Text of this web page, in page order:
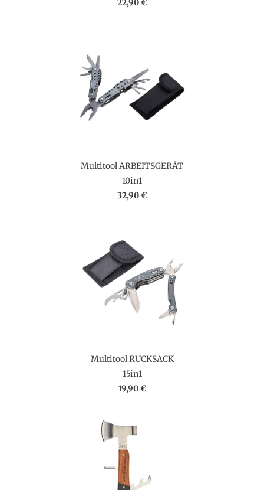
Multitool ARBEITSGERÄT
10in1
32,90 €
Multitool RUCKSACK
15in1
19,90 €